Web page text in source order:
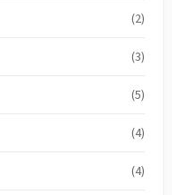
(2)
(3)
(5)
(4)
(4)